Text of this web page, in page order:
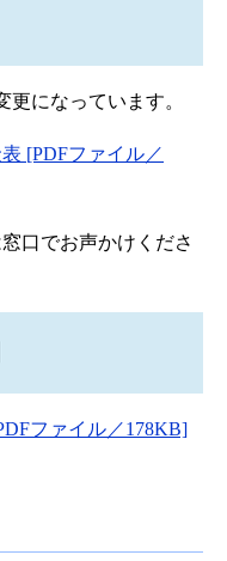
になっています。
[PDFファイル／
口でお声かけくださ
ファイル／178KB]